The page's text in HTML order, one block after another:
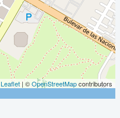
Leaflet| ©OpenStreetMapcontributors